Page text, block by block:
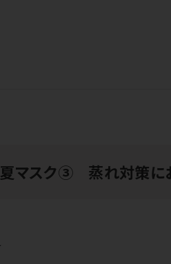
夏マスク③ 蒸れ対策にお